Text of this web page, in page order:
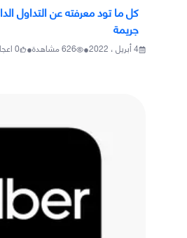
كل ما تود معرفته عن التداول
جريمة
4 أبريل ، 2022 •
626مشاهدة•
0